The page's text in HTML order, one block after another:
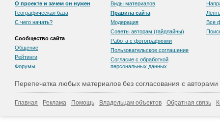
О проекте и зачем он нужен
Географическая база
С чего начать?
Сообщество сайта
Общение
Рейтинги
Форумы
Виды материалов
Правила сайта
Модерация
Советы авторам (гайдлайны)
Работа с фотографиями
Пользовательскоe соглашение
Согласие с обработкой
персональных данных
Все
Перепечатка любых материалов без согласования с
Главная Реклама Помощь Владельцам объектов Обратная связь